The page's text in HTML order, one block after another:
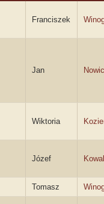
Franciszek
Jan
Wiktoria
Józef
Tomasz